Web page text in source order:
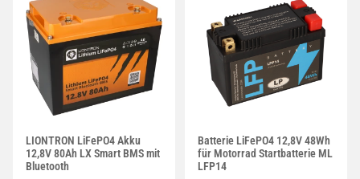
LIONTRON LiFePO4 Akku
12,8V 80Ah LX Smart BMS mit
Bluetooth
Batterie LiFePO4 12,8V 48Wh
für Motorrad Startbatterie ML
LFP14